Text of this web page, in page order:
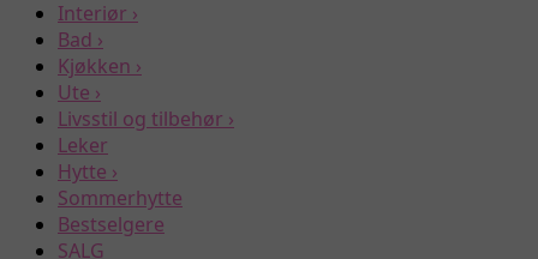
Interiør ›
Bad ›
Kjøkken ›
Ute ›
Livsstil og tilbehør ›
Leker
Hytte ›
Sommerhytte
Bestselgere
SALG